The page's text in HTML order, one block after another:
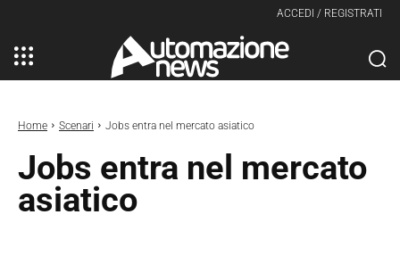
ACCEDI / REGISTRATI
Home Scenari Jobs entra nel mercato asiatico
Jobs entra nel mercato
asiatico